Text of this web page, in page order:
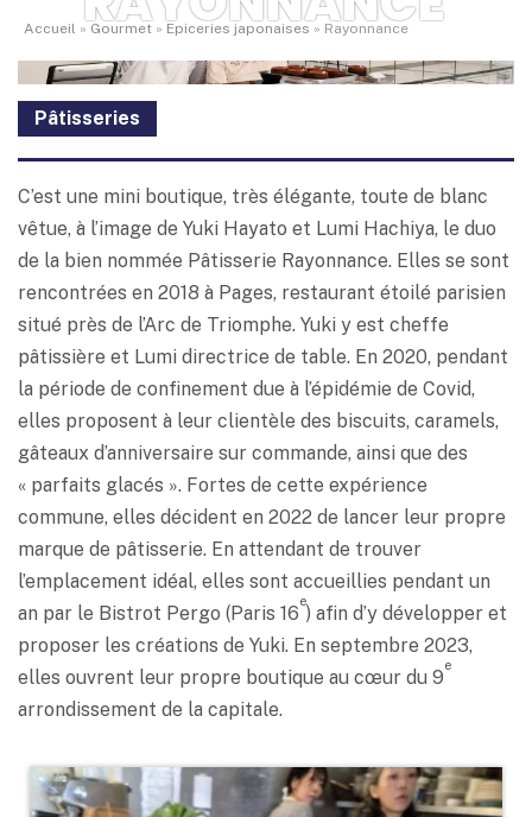
Accueil » Gourmet » Epiceries japonaises » Rayonnance
Pâtisseries
C’est une mini boutique, très élégante, toute de blanc
vêtue, à l’image de Yuki Hayato et Lumi Hachiya, le duo
de la bien nommée Pâtisserie Rayonnance. Elles se sont
rencontrées en 2018 à Pages, restaurant étoilé parisien
situé près de l’Arc de Triomphe. Yuki y est cheffe
pâtissière et Lumi directrice de table. En 2020, pendant
la période de confinement due à l’épidémie de Covid,
elles proposent à leur clientèle des biscuits, caramels,
gâteaux d’anniversaire sur commande, ainsi que des
« parfaits glacés ». Fortes de cette expérience
commune, elles décident en 2022 de lancer leur propre
marque de pâtisserie. En attendant de trouver
l’emplacement idéal, elles sont accueillies pendant un
an par le Bistrot Pergo (Paris 16
e
) afin d’y développer et
proposer les créations de Yuki. En septembre 2023,
elles ouvrent leur propre boutique au cœur du 9
e
arrondissement de la capitale.